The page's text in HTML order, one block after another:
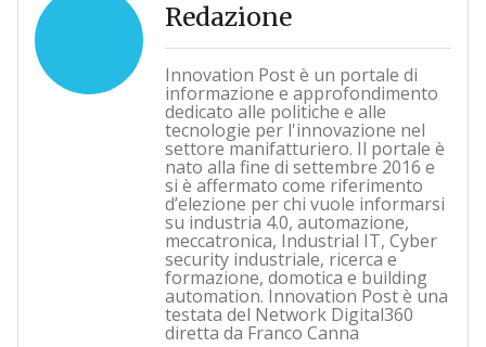
Redazione
Innovation Post è un portale di
informazione e approfondimento
dedicato alle politiche e alle
tecnologie per l'innovazione nel
settore manifatturiero. Il portale è
nato alla fine di settembre 2016 e
si è affermato come riferimento
d’elezione per chi vuole informarsi
su industria 4.0, automazione,
meccatronica, Industrial IT, Cyber
security industriale, ricerca e
formazione, domotica e building
automation. Innovation Post è una
testata del Network Digital360
diretta da Franco Canna